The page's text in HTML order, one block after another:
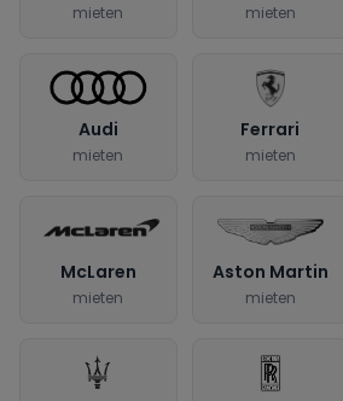
mieten mieten
Audi
mieten
Ferrari
mieten
McLaren
mieten
Aston Martin
mieten